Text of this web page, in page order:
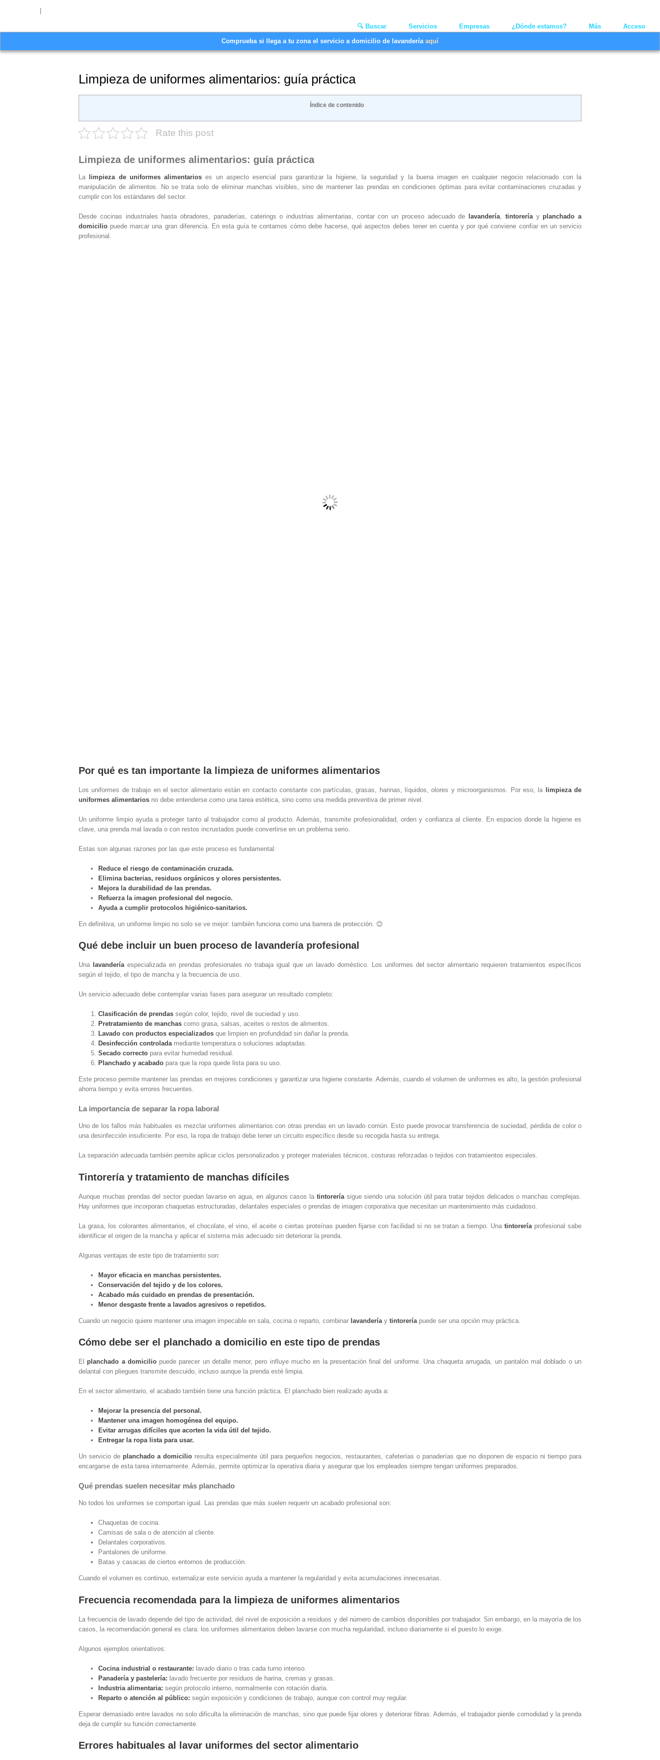
🔍 Buscar Servicios Empresas ¿Dónde estamos? Más Acceso
Limpieza de uniformes alimentarios: guía práctica
Índice de contenido
Rate this post
Limpieza de uniformes alimentarios: guía práctica
La limpieza de uniformes alimentarios es un aspecto esencial para garantizar la higiene, la seguridad y la buena imagen en cualquier negocio relacionado con la
manipulación de alimentos. No se trata solo de eliminar manchas visibles, sino de mantener las prendas en condiciones óptimas para evitar contaminaciones cruzadas y
cumplir con los estándares del sector.
Desde cocinas industriales hasta obradores, panaderías, caterings o industrias alimentarias, contar con un proceso adecuado de lavandería, tintoreríay planchado a
domicilio puede marcar una gran diferencia. En esta guía te contamos cómo debe hacerse, qué aspectos debes tener en cuenta y por qué conviene confiar en un servicio
profesional.
Por qué es tan importante la limpieza de uniformes alimentarios
Los uniformes de trabajo en el sector alimentario están en contacto constante con partículas, grasas, harinas, líquidos, olores y microorganismos. Por eso, la limpieza de
uniformes alimentarios no debe entenderse como una tarea estética, sino como una medida preventiva de primer nivel.
Un uniforme limpio ayuda a proteger tanto al trabajador como al producto. Además, transmite profesionalidad, orden y confianza al cliente. En espacios donde la higiene es
clave, una prenda mal lavada o con restos incrustados puede convertirse en un problema serio.
Estas son algunas razones por las que este proceso es fundamental:
Reduce el riesgo de contaminación cruzada.
Elimina bacterias, residuos orgánicos y olores persistentes.
Mejora la durabilidad de las prendas.
Refuerza la imagen profesional del negocio.
Ayuda a cumplir protocolos higiénico-sanitarios.
En definitiva, un uniforme limpio no solo se ve mejor: también funciona como una barrera de protección. 😊
Qué debe incluir un buen proceso de lavandería profesional
Una lavanderíaespecializada en prendas profesionales no trabaja igual que un lavado doméstico. Los uniformes del sector alimentario requieren tratamientos específicos
según el tejido, el tipo de mancha y la frecuencia de uso.
Un servicio adecuado debe contemplar varias fases para asegurar un resultado completo:
Clasificación de prendas según color, tejido, nivel de suciedad y uso.
Pretratamiento de manchas como grasa, salsas, aceites o restos de alimentos.
Lavado con productos especializados que limpien en profundidad sin dañar la prenda.
Desinfección controladamediante temperatura o soluciones adaptadas.
Secado correcto para evitar humedad residual.
Planchado y acabado para que la ropa quede lista para su uso.
Este proceso permite mantener las prendas en mejores condiciones y garantizar una higiene constante. Además, cuando el volumen de uniformes es alto, la gestión profesional
ahorra tiempo y evita errores frecuentes.
La importancia de separar la ropa laboral
Uno de los fallos más habituales es mezclar uniformes alimentarios con otras prendas en un lavado común. Esto puede provocar transferencia de suciedad, pérdida de color o
una desinfección insuficiente. Por eso, la ropa de trabajo debe tener un circuito específico desde su recogida hasta su entrega.
La separación adecuada también permite aplicar ciclos personalizados y proteger materiales técnicos, costuras reforzadas o tejidos con tratamientos especiales.
Tintorería y tratamiento de manchas difíciles
Aunque muchas prendas del sector puedan lavarse en agua, en algunos casos la tintoreríasigue siendo una solución útil para tratar tejidos delicados o manchas complejas.
Hay uniformes que incorporan chaquetas estructuradas, delantales especiales o prendas de imagen corporativa que necesitan un mantenimiento más cuidadoso.
La grasa, los colorantes alimentarios, el chocolate, el vino, el aceite o ciertas proteínas pueden fijarse con facilidad si no se tratan a tiempo. Unatintorería profesional sabe
identificar el origen de la mancha y aplicar el sistema más adecuado sin deteriorar la prenda.
Algunas ventajas de este tipo de tratamiento son:
Mayor eficacia en manchas persistentes.
Conservación del tejido y de los colores.
Acabado más cuidado en prendas de presentación.
Menor desgaste frente a lavados agresivos o repetidos.
Cuando un negocio quiere mantener una imagen impecable en sala, cocina o reparto, combinar lavandería y tintorería puede ser una opción muy práctica.
Cómo debe ser el planchado a domicilio en este tipo de prendas
El planchado a domiciliopuede parecer un detalle menor, pero influye mucho en la presentación final del uniforme. Una chaqueta arrugada, un pantalón mal doblado o un
delantal con pliegues transmite descuido, incluso aunque la prenda esté limpia.
En el sector alimentario, el acabado también tiene una función práctica. El planchado bien realizado ayuda a:
Mejorar la presencia del personal.
Mantener una imagen homogénea del equipo.
Evitar arrugas difíciles que acorten la vida útil del tejido.
Entregar la ropa lista para usar.
Un servicio de planchado a domicilio resulta especialmente útil para pequeños negocios, restaurantes, cafeterías o panaderías que no disponen de espacio ni tiempo para
encargarse de esta tarea internamente. Además, permite optimizar la operativa diaria y asegurar que los empleados siempre tengan uniformes preparados.
Qué prendas suelen necesitar más planchado
No todos los uniformes se comportan igual. Las prendas que más suelen requerir un acabado profesional son:
Chaquetas de cocina.
Camisas de sala o de atención al cliente.
Delantales corporativos.
Pantalones de uniforme.
Batas y casacas de ciertos entornos de producción.
Cuando el volumen es continuo, externalizar este servicio ayuda a mantener la regularidad y evita acumulaciones innecesarias.
Frecuencia recomendada para la limpieza de uniformes alimentarios
La frecuencia de lavado depende del tipo de actividad, del nivel de exposición a residuos y del número de cambios disponibles por trabajador. Sin embargo, en la mayoría de los
casos, la recomendación general es clara: los uniformes alimentarios deben lavarse con mucha regularidad, incluso diariamente si el puesto lo exige.
Algunos ejemplos orientativos:
Cocina industrial o restaurante: lavado diario o tras cada turno intenso.
Panadería y pastelería: lavado frecuente por residuos de harina, cremas y grasas.
Industria alimentaria: según protocolo interno, normalmente con rotación diaria.
Reparto o atención al público: según exposición y condiciones de trabajo, aunque con control muy regular.
Esperar demasiado entre lavados no solo dificulta la eliminación de manchas, sino que puede fijar olores y deteriorar fibras. Además, el trabajador pierde comodidad y la prenda
deja de cumplir su función correctamente.
Errores habituales al lavar uniformes del sector alimentario
Comprueba si llega a tu zona el servicio a domicilio de lavandería aquí